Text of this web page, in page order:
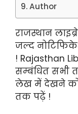
Author
राजस्थान
जल्द
! Rajasthan
सम्बंधित सभी
लेख में देखने को
तक पढ़ें !